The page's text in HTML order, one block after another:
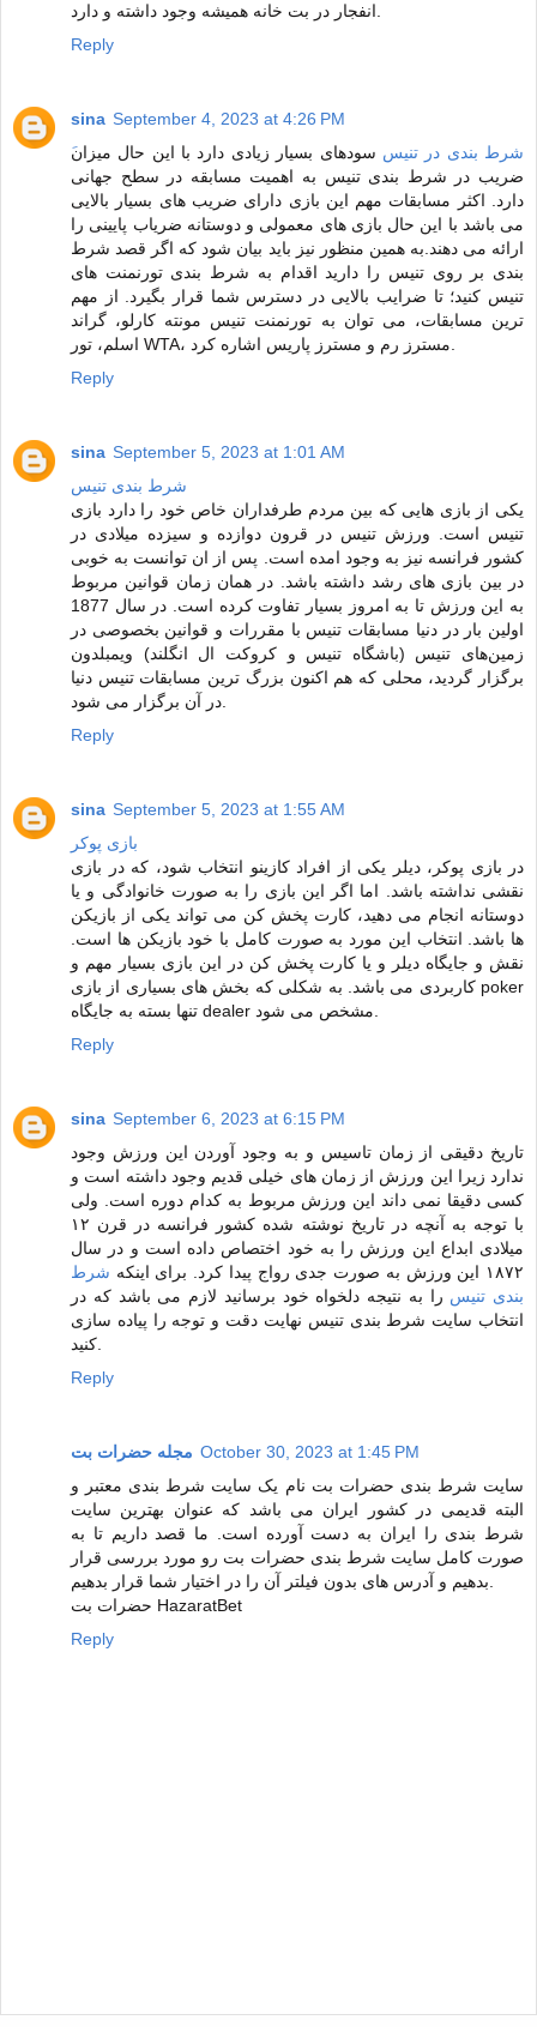
انفجار در بت خانه همیشه وجود داشته و دارد.
Reply
sina September 4, 2023 at 4:26 PM
َشرط بندی در تنیس سودهای بسیار زیادی دارد با این حال میزان
ضریب در شرط بندی تنیس به اهمیت مسابقه در سطح جهانی
دارد. اکثر مسابقات مهم این بازی دارای ضریب های بسیار بالایی
می باشد با این حال بازی های معمولی و دوستانه ضریاب پایینی را
ارائه می دهند.به همین منظور نیز باید بیان شود که اگر قصد شرط
بندی بر روی تنیس را دارید اقدام به شرط بندی تورنمنت های
تنیس کنید؛ تا ضرایب بالایی در دسترس شما قرار بگیرد. از مهم
ترین مسابقات، می توان به تورنمنت تنیس مونته کارلو، گراند
اسلم، تور WTA، مسترز رم و مسترز پاریس اشاره کرد.
Reply
sina September 5, 2023 at 1:01 AM
شرط بندی تنیس
یکی از بازی هایی که بین مردم طرفداران خاص خود را دارد بازی
تنیس است. ورزش تنیس در قرون دوازده و سیزده میلادی در
کشور فرانسه نیز به وجود امده است. پس از ان توانست به خوبی
در بین بازی های رشد داشته باشد. در همان زمان قوانین مربوط
به این ورزش تا به امروز بسیار تفاوت کرده است. در سال 1877
اولین بار در دنیا مسابقات تنیس با مقررات و قوانین بخصوصی در
زمین‌های تنیس (باشگاه تنیس و کروکت ال انگلند) ویمبلدون
برگزار گردید، محلی که هم اکنون بزرگ‌ ترین مسابقات تنیس دنیا
در آن برگزار می ‌شود.
Reply
sina September 5, 2023 at 1:55 AM
بازی پوکر
در بازی پوکر، دیلر یکی از افراد کازینو انتخاب شود، که در بازی
نقشی نداشته باشد. اما اگر این بازی را به صورت خانوادگی و یا
دوستانه انجام می دهید، کارت پخش کن می تواند یکی از بازیکن
ها باشد. انتخاب این مورد به صورت کامل با خود بازیکن ها است.
نقش و جایگاه دیلر و یا کارت پخش کن در این بازی بسیار مهم و
کاربردی می باشد. به شکلی که بخش های بسیاری از بازی poker
تنها بسته به جایگاه dealer مشخص می شود.
Reply
sina September 6, 2023 at 6:15 PM
تاریخ دقیقی از زمان تاسیس و به وجود آوردن این ورزش وجود
ندارد زیرا این ورزش از زمان های خیلی قدیم وجود داشته است و
کسی دقیقا نمی داند این ورزش مربوط به کدام دوره است. ولی
با توجه به آنچه در تاریخ نوشته شده کشور فرانسه در قرن ۱۲
میلادی ابداع این ورزش را به خود اختصاص داده است و در سال
۱۸۷۲ این ورزش به صورت جدی رواج پیدا کرد. برای اینکه
شرط
بندی تنیس را به نتیجه دلخواه خود برسانید لازم می باشد که در
انتخاب سایت شرط بندی تنیس نهایت دقت و توجه را پیاده سازی
کنید.
Reply
مجله حضرات بت October 30, 2023 at 1:45 PM
سایت شرط بندی حضرات بت نام یک سایت شرط بندی معتبر و
البته قدیمی در کشور ایران می باشد که عنوان بهترین سایت
شرط بندی را ایران به دست آورده است. ما قصد داریم تا به
صورت کامل سایت شرط بندی حضرات بت رو مورد بررسی قرار
حضرات بت HazaratBet
Reply